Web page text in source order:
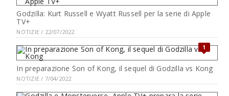
Godzilla: Kurt Russell e Wyatt Russell per la serie di Apple
TV+
NOTIZIE / 22/07/2022
1
In preparazione Son of Kong, il sequel di Godzilla vs Kong
NOTIZIE / 7/04/2022